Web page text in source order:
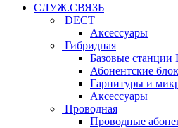
СЛУЖ.СВЯЗЬ
DECT
Аксессуары
Гибридная
Базовые станции
Абонентские
Гарнитуры и
Аксессуары
Проводная
Проводные